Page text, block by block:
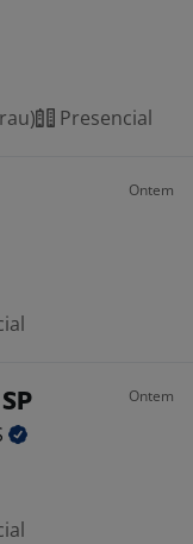
Presencial
Ontem
Ontem